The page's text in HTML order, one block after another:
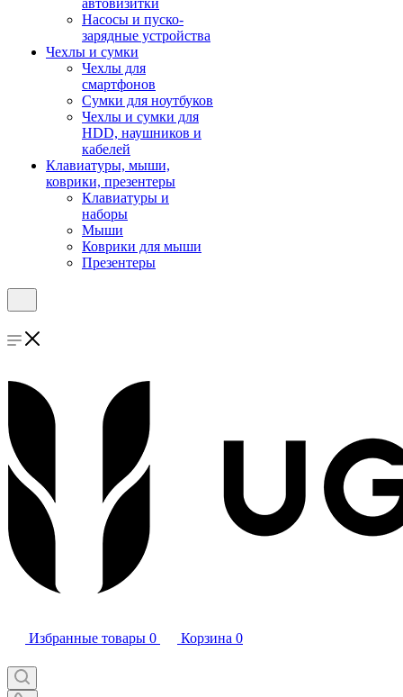
автовизитки
Насосы и пуско-
зарядные устройства
Чехлы и сумки
Чехлы для
смартфонов
Сумки для ноутбуков
Чехлы и сумки для
HDD, наушников и
кабелей
Клавиатуры, мыши,
коврики, презентеры
Клавиатуры и
наборы
Мыши
Коврики для мыши
Презентеры
Избранные товары 0 Корзина 0